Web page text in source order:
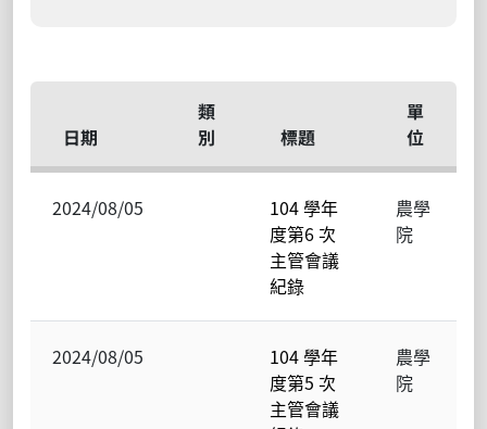
日期
類
別
標題
單
位
2024/08/05
104 學年
度第6 次
主管會議
紀錄
農學
院
2024/08/05
104 學年
度第5 次
主管會議
農學
院